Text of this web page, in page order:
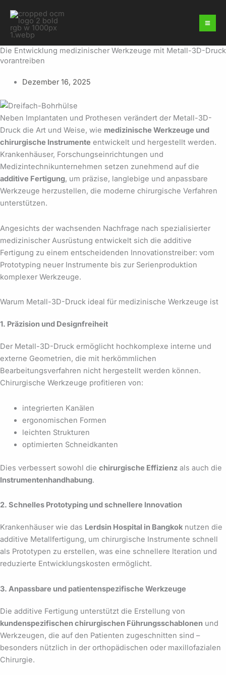
Inhalt
springen
Die Entwicklung medizinischer Werkzeuge mit Metall-3D-Druck
vorantreiben
Dezember 16, 2025
Neben Implantaten und Prothesen verändert der Metall-3D-
Druck die Art und Weise, wie medizinische Werkzeuge und
chirurgische Instrumente entwickelt und hergestellt werden.
Krankenhäuser, Forschungseinrichtungen und
Medizintechnikunternehmen setzen zunehmend auf die
additive Fertigung, um präzise, langlebige und anpassbare
Werkzeuge herzustellen, die moderne chirurgische Verfahren
unterstützen.
Angesichts der wachsenden Nachfrage nach spezialisierter
medizinischer Ausrüstung entwickelt sich die additive
Fertigung zu einem entscheidenden Innovationstreiber: vom
Prototyping neuer Instrumente bis zur Serienproduktion
komplexer Werkzeuge.
Warum Metall-3D-Druck ideal für medizinische Werkzeuge ist
1. Präzision und Designfreiheit
Der Metall-3D-Druck ermöglicht hochkomplexe interne und
externe Geometrien, die mit herkömmlichen
Bearbeitungsverfahren nicht hergestellt werden können.
Chirurgische Werkzeuge profitieren von:
integrierten Kanälen
ergonomischen Formen
leichten Strukturen
optimierten Schneidkanten
Dies verbessert sowohl die chirurgische Effizienz als auch die
Instrumentenhandhabung.
2. Schnelles Prototyping und schnellere Innovation
Krankenhäuser wie das Lerdsin Hospital in Bangkok nutzen die
additive Metallfertigung, um chirurgische Instrumente schnell
als Prototypen zu erstellen, was eine schnellere Iteration und
reduzierte Entwicklungskosten ermöglicht.
3. Anpassbare und patientenspezifische Werkzeuge
Die additive Fertigung unterstützt die Erstellung von
kundenspezifischen chirurgischen Führungsschablonen und
Werkzeugen, die auf den Patienten zugeschnitten sind –
besonders nützlich in der orthopädischen oder maxillofazialen
Chirurgie.